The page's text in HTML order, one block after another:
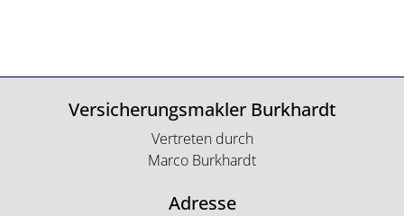
Versicherungsmakler Burkhardt
Vertreten durch
Marco Burkhardt
Adresse